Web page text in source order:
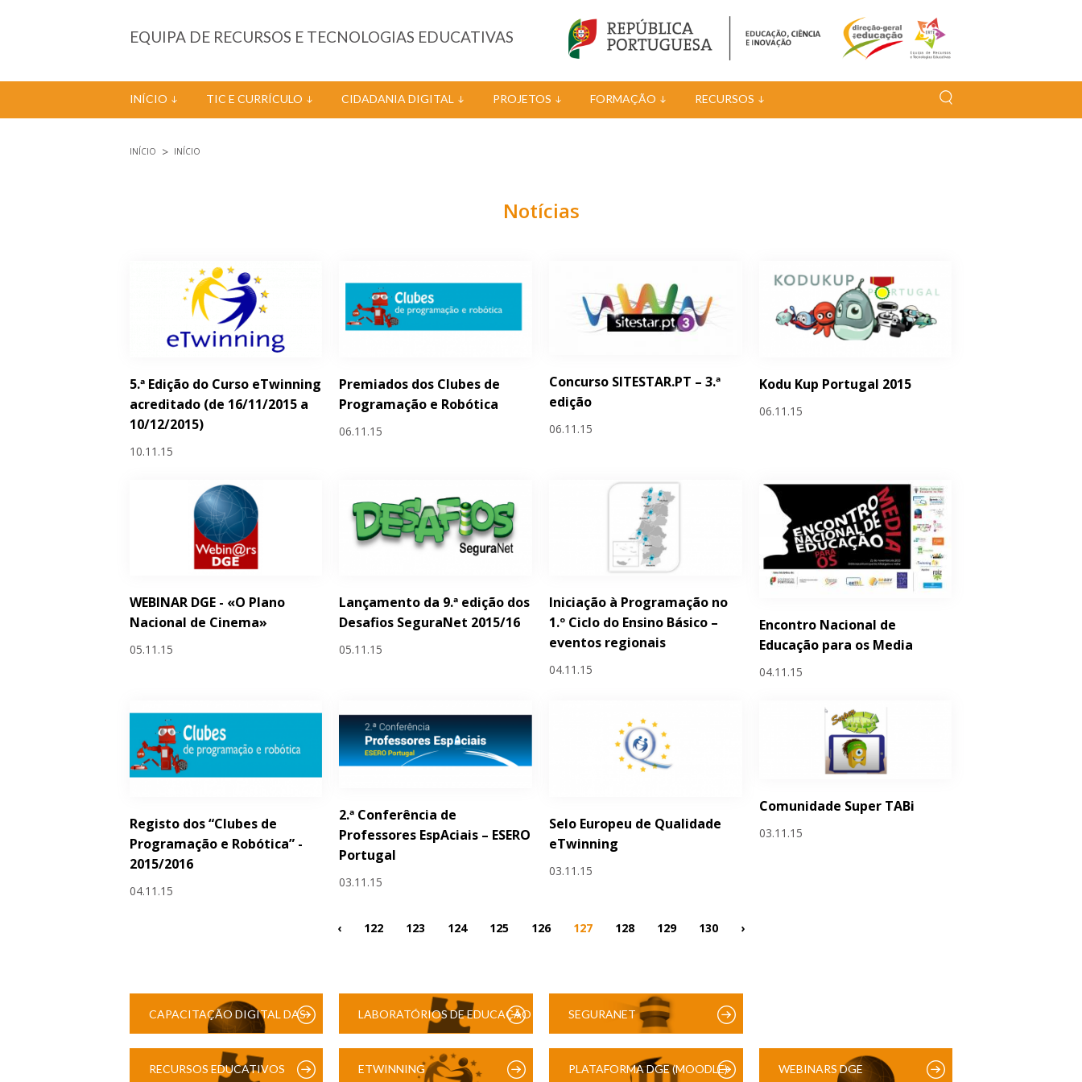
EQUIPA DE RECURSOS E TECNOLOGIAS EDUCATIVAS
INÍCIO TIC E CURRÍCULO CIDADANIA DIGITAL PROJETOS FORMAÇÃO RECURSOS
INÍCIO INÍCIO
Notícias
5.ª Edição do Curso eTwinning
acreditado (de 16/11/2015 a
10/12/2015)
10.11.15
Premiados dos Clubes de
Programação e Robótica
06.11.15
Concurso SITESTAR.PT – 3.ª
edição
06.11.15
Kodu Kup Portugal 2015
06.11.15
WEBINAR DGE - «O Plano
Nacional de Cinema»
05.11.15
Lançamento da 9.ª edição dos
Desafios SeguraNet 2015/16
05.11.15
Iniciação à Programação no
1.º Ciclo do Ensino Básico –
eventos regionais
04.11.15
Encontro Nacional de
Educação para os Media
04.11.15
Registo dos “Clubes de
Programação e Robótica” -
2015/2016
04.11.15
2.ª Conferência de
Professores EspAciais – ESERO
Portugal
03.11.15
Selo Europeu de Qualidade
eTwinning
03.11.15
Comunidade Super TABi
03.11.15
Páginas
‹ 122 123 124 125 126 127 128 129 130 ›
CAPACITAÇÃO DIGITAL DAS LABORATÓRIOS DE EDUCAÇÃO SEGURANET
RECURSOS EDUCATIVOS ETWINNING PLATAFORMA DGE (MOODLE) WEBINARS DGE